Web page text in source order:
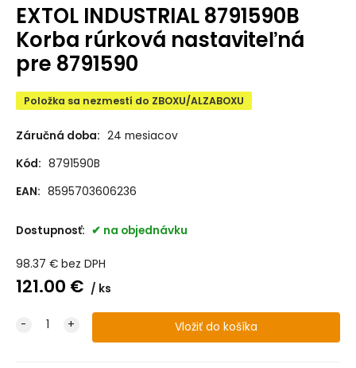
EXTOL INDUSTRIAL 8791590B
Korba rúrková nastaviteľná
pre 8791590
Položka sa nezmestí do ZBOXU/ALZABOXU
Záručná doba: 24 mesiacov
Kód: 8791590B
EAN: 8595703606236
Dostupnosť: na objednávku
98.37 € bez DPH
121.00 € ks